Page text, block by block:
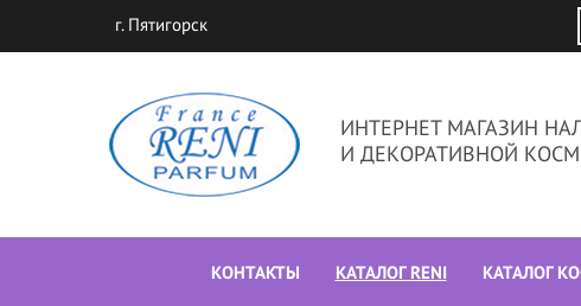
г. Пятигорск
ИНТЕРНЕТ МАГАЗИН
И ДЕКОРАТИВНОЙ
КОНТАКТЫ КАТАЛОГ RENI КАТАЛОГ